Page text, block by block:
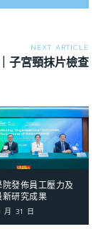
NEXT ARTICLE
子宮頸抹片檢查
發佈員工壓力及
研究成果
31 日